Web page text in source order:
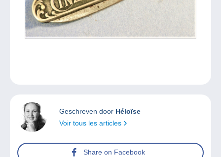
Geschreven door Héloïse
Voir tous les articles
Share on Facebook